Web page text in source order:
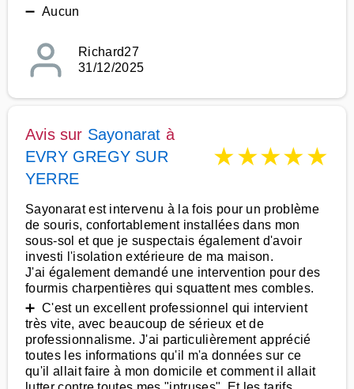
➖ Aucun
Richard27
31/12/2025
Avis sur Sayonarat à
EVRY GREGY SUR
YERRE
★★★★★
Sayonarat est intervenu à la fois pour un problème
de souris, confortablement installées dans mon
sous-sol et que je suspectais également d'avoir
investi l'isolation extérieure de ma maison.
J'ai également demandé une intervention pour des
fourmis charpentières qui squattent mes combles.
➕ C'est un excellent professionnel qui intervient
très vite, avec beaucoup de sérieux et de
professionnalisme. J'ai particulièrement apprécié
toutes les informations qu'il m'a données sur ce
qu'il allait faire à mon domicile et comment il allait